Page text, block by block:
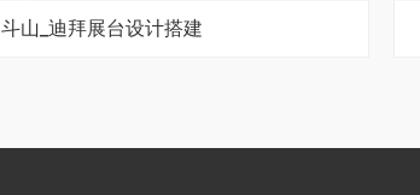
斗山_迪拜展台设计搭建